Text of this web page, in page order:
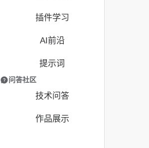
插件学习
AI前沿
提示词
问答社区
技术问答
作品展示